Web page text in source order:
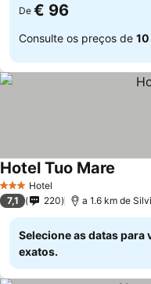
De € 96
Consulte os preços de
3 EstrelasHotel
Hotel Tuo Mare
7,1 220 a 1.6 km de
Selecione as datas para
exatos.